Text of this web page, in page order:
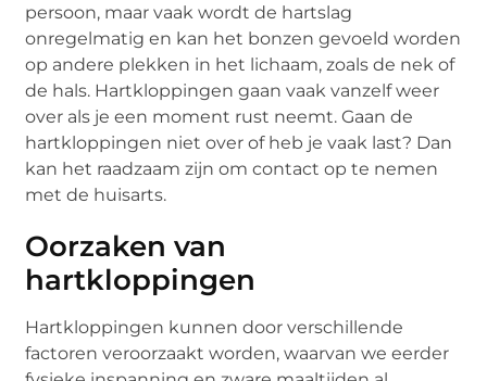
persoon, maar vaak wordt de hartslag
onregelmatig en kan het bonzen gevoeld worden
op andere plekken in het lichaam, zoals de nek of
de hals. Hartkloppingen gaan vaak vanzelf weer
over als je een moment rust neemt. Gaan de
hartkloppingen niet over of heb je vaak last? Dan
kan het raadzaam zijn om contact op te nemen
met de huisarts.
Oorzaken van
hartkloppingen
Hartkloppingen kunnen door verschillende
factoren veroorzaakt worden, waarvan we eerder